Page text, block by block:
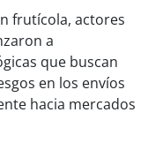
frutícola, actores
a
que buscan
en los envíos
hacia mercados